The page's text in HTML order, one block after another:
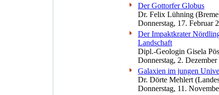
Der Gottorfer Globus
Dr. Felix Lühning
Donnerstag, 17. Februar
Der Impaktkrater
Landschaft
Dipl.-Geologin Gisela
Donnerstag, 2.
Galaxien im jungen
Dr. Dörte Mehlert
Donnerstag, 11.